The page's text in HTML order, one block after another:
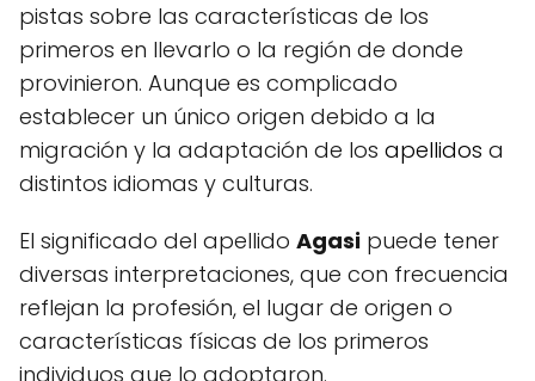
pistas sobre las características de los
primeros en llevarlo o la región de donde
provinieron. Aunque es complicado
establecer un único origen debido a la
migración y la adaptación de los apellidos a
distintos idiomas y culturas.
El significado del apellido Agasi puede tener
diversas interpretaciones, que con frecuencia
reflejan la profesión, el lugar de origen o
características físicas de los primeros
individuos que lo adoptaron.